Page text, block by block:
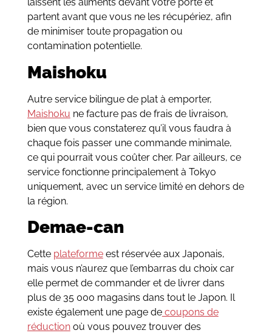
partent avant que vous ne les récupériez, afin
de minimiser toute propagation ou
contamination potentielle.
Maishoku
Autre service bilingue de plat à emporter,
Maishoku ne facture pas de frais de livraison,
bien que vous constaterez qu’il vous faudra à
chaque fois passer une commande minimale,
ce qui pourrait vous coûter cher. Par ailleurs, ce
service fonctionne principalement à Tokyo
uniquement, avec un service limité en dehors de
la région.
Demae-can
Cette plateformeest réservée aux Japonais,
mais vous n’aurez que l’embarras du choix car
elle permet de commander et de livrer dans
plus de 35 000 magasins dans tout le Japon. Il
existe également une page decoupons de
réductionoù vous pouvez trouver des